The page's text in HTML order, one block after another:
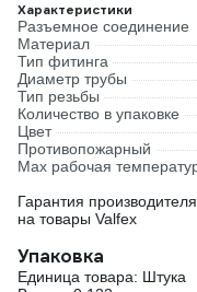
Характеристики
Разъемное соединение
Материал
Тип фитинга
Диаметр трубы
Тип резьбы
Количество в упаковке
Цвет
Противопожарный
Max рабочая
Гарантия
на товары Valfex
Упаковка
Единица товара: Штука